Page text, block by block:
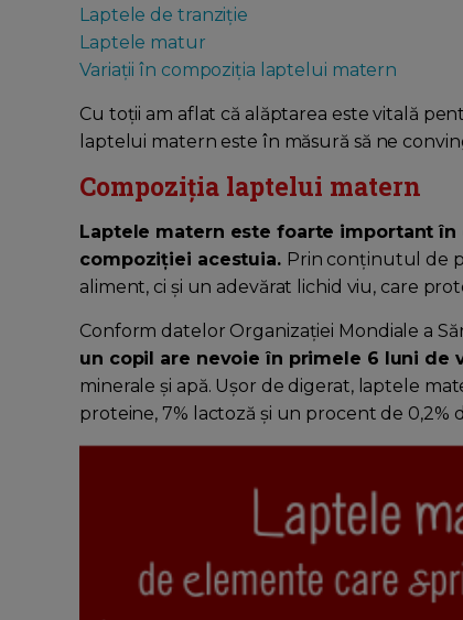
Laptele de tranziție
Laptele matur
Variații în compoziția laptelui matern
Cu toții am aflat că alăptarea este vitală
laptelui matern este în măsură să ne
Compoziția laptelui matern
Laptele matern este foarte important
compoziției acestuia. Prin conținutul de
aliment, ci și un adevărat lichid viu, care
Conform datelor Organizației Mondiale a
un copil are nevoie în primele 6 luni de
minerale și apă. Ușor de digerat, laptele
proteine, 7% lactoză și un procent de 0,2%